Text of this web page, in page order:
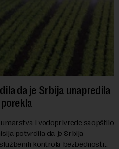
da je Srbija unapredila
i vodoprivrede saopštilo
potvrdila da je Srbija
kontrola bezbednosti